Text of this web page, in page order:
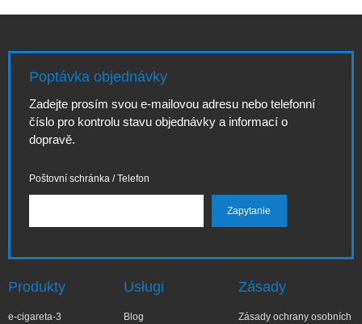
Poptávka objednávky
Zadejte prosím svou e-mailovou adresu nebo telefonní
číslo pro kontrolu stavu objednávky a informací o
dopravě.
Poštovní schránka / Telefon
Produkty
e-cigareta-3
Usługi
Blog
Zásady
Zásady ochrany osobních